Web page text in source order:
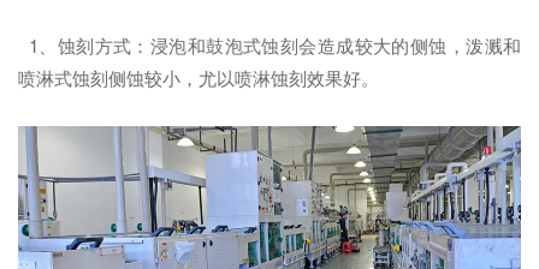
1、蚀刻方式：浸泡和鼓泡式蚀刻会造成较大的侧蚀，泼溅和
喷淋式蚀刻侧蚀较小，尤以喷淋蚀刻效果好。